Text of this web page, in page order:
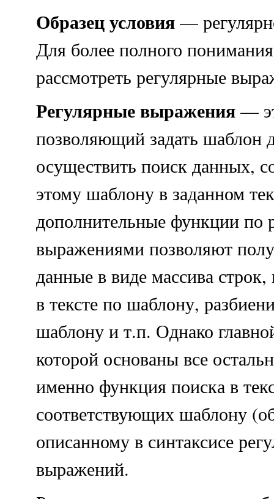
Образец условия—
Для более полного
рассмотреть регулярные
Регулярные выражения—
позволяющий задать шаблон
осуществить поиск данных,
этому шаблону в заданном
дополнительные функции по
выражениями позволяют
данные в виде массива строк,
в тексте по шаблону,
шаблону и т.п. Однако
которой основаны все
именно функция поиска в
соответствующих шаблону
описанному в синтаксисе
выражений.